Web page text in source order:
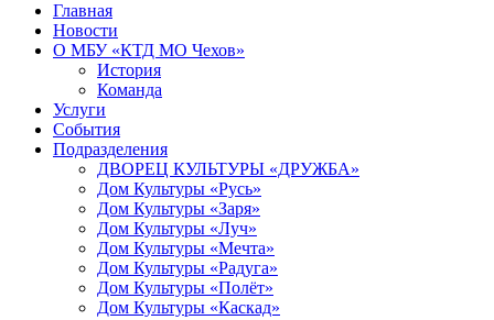
Главная
Новости
О МБУ «КТД МО Чехов»
История
Команда
Услуги
События
Подразделения
ДВОРЕЦ КУЛЬТУРЫ «ДРУЖБА»
Дом Культуры «Русь»
Дом Культуры «Заря»
Дом Культуры «Луч»
Дом Культуры «Мечта»
Дом Культуры «Радуга»
Дом Культуры «Полёт»
Дом Культуры «Каскад»